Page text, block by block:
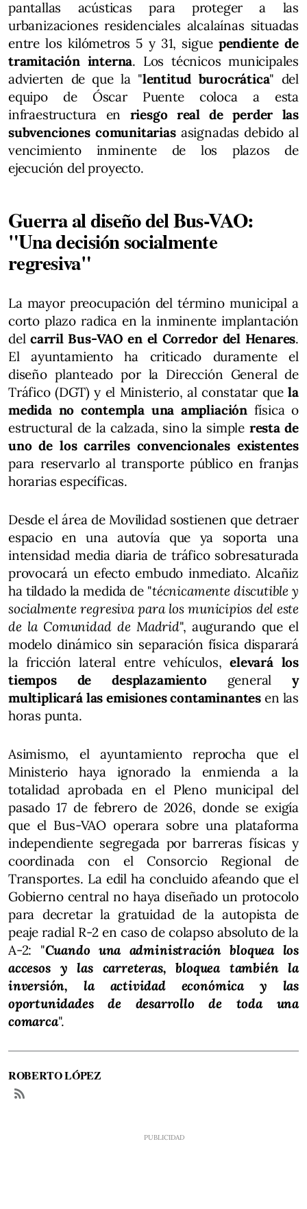
pantallas acústicas para proteger a las
urbanizaciones residenciales alcalaínas situadas
entre los kilómetros 5 y 31, sigue pendiente de
tramitación interna. Los técnicos municipales
advierten de que la "lentitud burocrática" del
equipo de Óscar Puente coloca a esta
infraestructura en riesgo real de perder las
subvenciones comunitariasasignadas debido al
vencimiento inminente de los plazos de
ejecución del proyecto.
Guerra al diseño del Bus-VAO:
"Una decisión socialmente
regresiva"
La mayor preocupación del término municipal a
corto plazo radica en la inminente implantación
del carril Bus-VAO en el Corredor del Henares.
El ayuntamiento ha criticado duramente el
diseño planteado por la Dirección General de
Tráfico (DGT) y el Ministerio, al constatar quela
medida no contempla una ampliaciónfísica o
estructural de la calzada, sino la simple resta de
uno de los carriles convencionales existentes
para reservarlo al transporte público en franjas
horarias específicas.
Desde el área de Movilidad sostienen que detraer
espacio en una autovía que ya soporta una
intensidad media diaria de tráfico sobresaturada
provocará un efecto embudo inmediato. Alcañiz
ha tildado la medida de "técnicamente discutible y
socialmente regresiva para los municipios del este
de la Comunidad de Madrid", augurando que el
modelo dinámico sin separación física disparará
la fricción lateral entre vehículos,elevará los
tiempos de desplazamientogeneraly
multiplicará las emisiones contaminantesen las
horas punta.
Asimismo, el ayuntamiento reprocha que el
Ministerio haya ignorado la enmienda a la
totalidad aprobada en el Pleno municipal del
pasado 17 de febrero de 2026, donde se exigía
que el Bus-VAO operara sobre una plataforma
independiente segregada por barreras físicas y
coordinada con el Consorcio Regional de
Transportes. La edil ha concluido afeando que el
Gobierno central no haya diseñado un protocolo
para decretar la gratuidad de la autopista de
peaje radial R-2 en caso de colapso absoluto de la
A-2: "Cuando una administración bloquea los
accesos y las carreteras, bloquea también la
inversión, la actividad económica y las
oportunidades de desarrollo de toda una
comarca".
ROBERTO LÓPEZ